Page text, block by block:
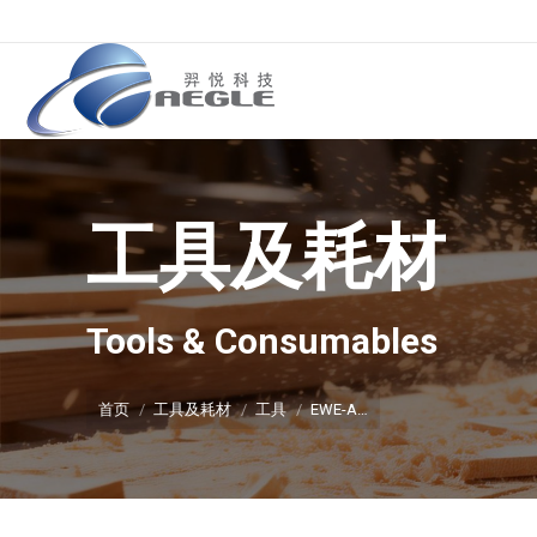
工具及耗材
Tools & Consumables
你在这里：
首页 工具及耗材 工具 EWE-A…